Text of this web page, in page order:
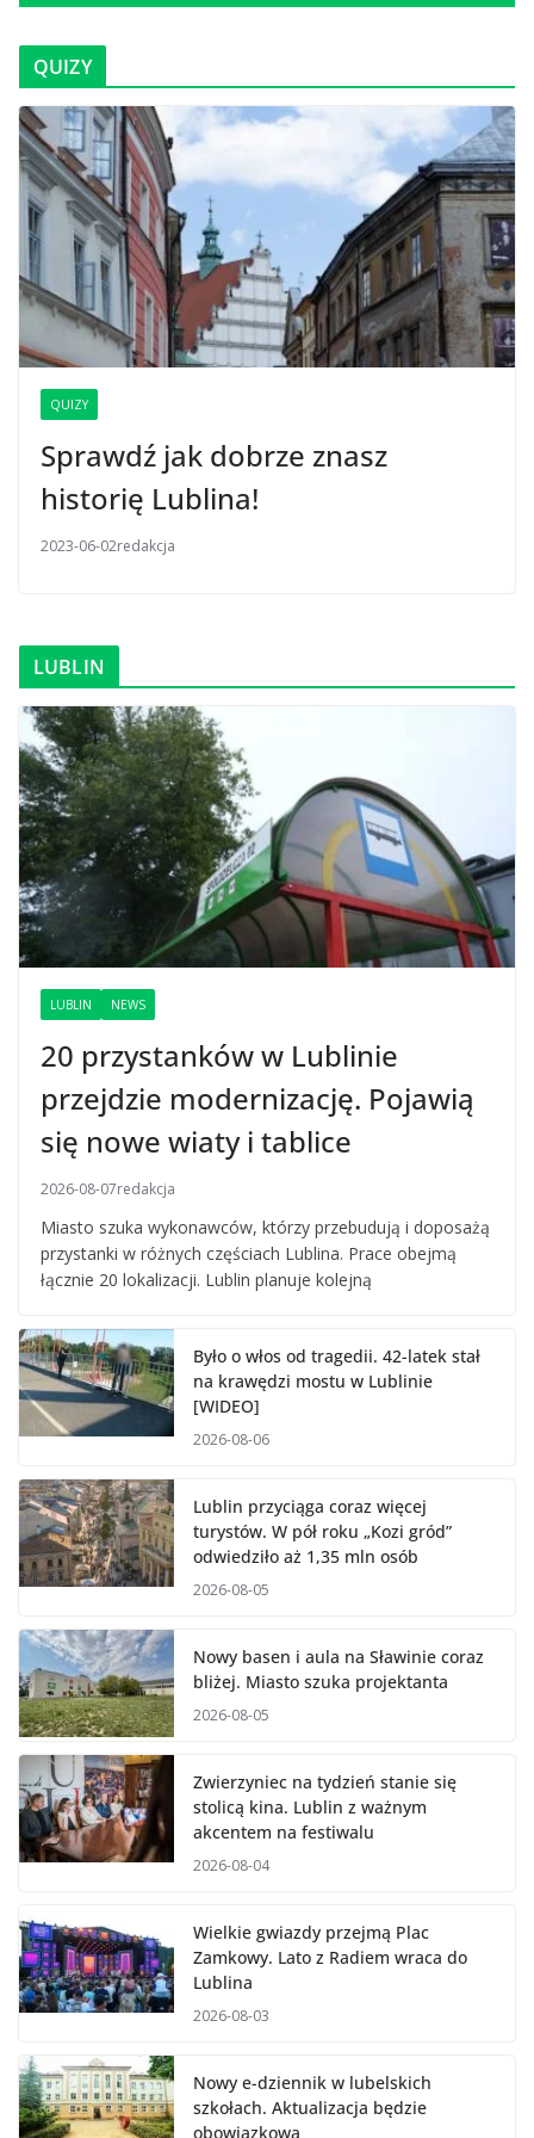
QUIZY
QUIZY
Sprawdź jak dobrze znasz
historię Lublina!
2023-06-02redakcja
LUBLIN
LUBLIN NEWS
20 przystanków w Lublinie
przejdzie modernizację. Pojawią
się nowe wiaty i tablice
2026-08-07redakcja
Miasto szuka wykonawców, którzy przebudują i doposażą
przystanki w różnych częściach Lublina. Prace obejmą
łącznie 20 lokalizacji. Lublin planuje kolejną
Było o włos od tragedii. 42-latek stał
na krawędzi mostu w Lublinie
[WIDEO]
2026-08-06
Lublin przyciąga coraz więcej
turystów. W pół roku „Kozi gród”
odwiedziło aż 1,35 mln osób
2026-08-05
Nowy basen i aula na Sławinie coraz
bliżej. Miasto szuka projektanta
2026-08-05
Zwierzyniec na tydzień stanie się
stolicą kina. Lublin z ważnym
akcentem na festiwalu
2026-08-04
Wielkie gwiazdy przejmą Plac
Zamkowy. Lato z Radiem wraca do
Lublina
2026-08-03
Nowy e-dziennik w lubelskich
szkołach. Aktualizacja będzie
obowiązkowa